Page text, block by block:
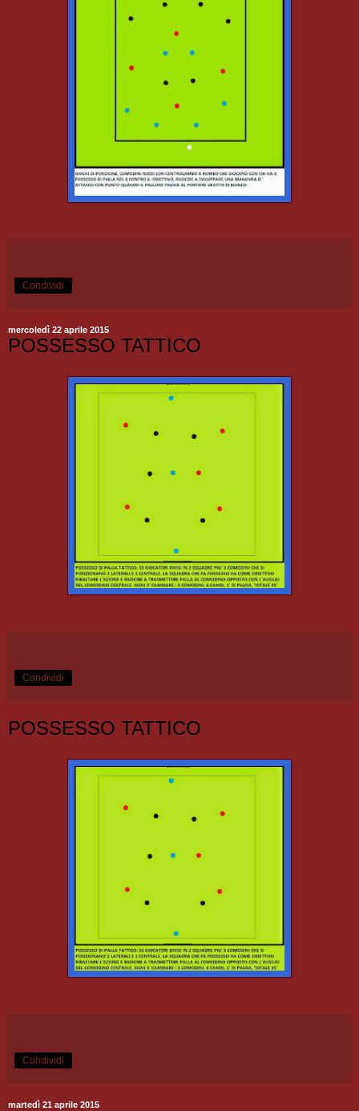
Condividi
mercoledì 22 aprile 2015
POSSESSO TATTICO
Condividi
POSSESSO TATTICO
Condividi
martedì 21 aprile 2015